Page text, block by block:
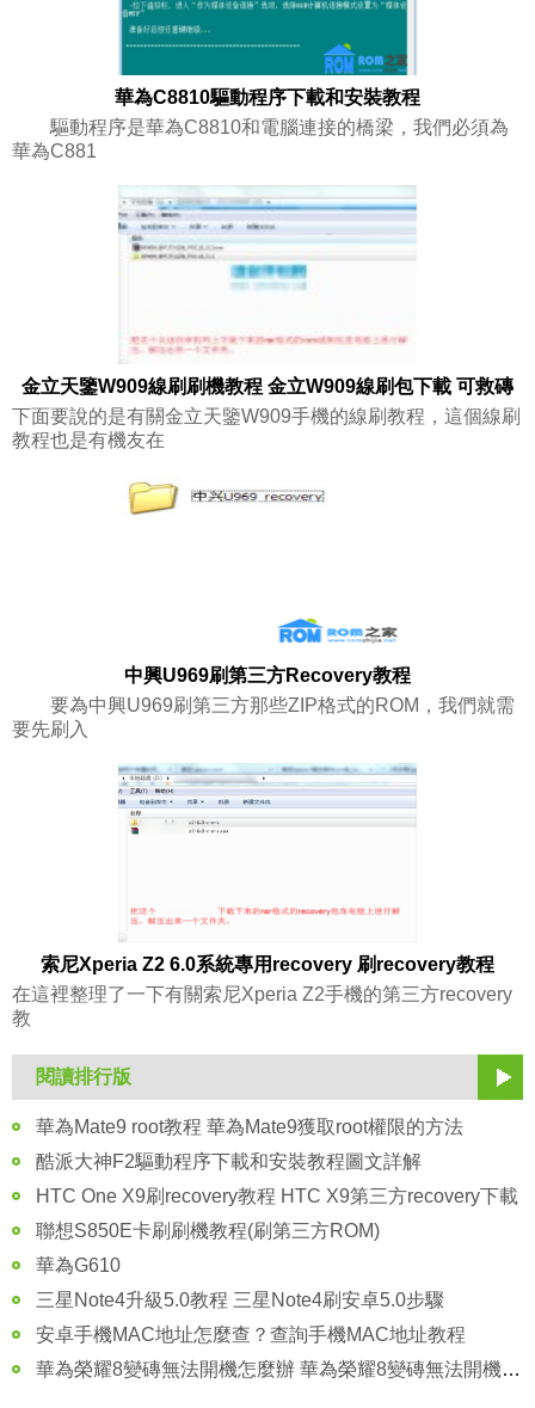
華為C8810驅動程序下載和安裝教程
驅動程序是華為C8810和電腦連接的橋梁，我們必須為
華為C881
金立天鑒W909線刷刷機教程 金立W909線刷包下載 可救磚
下面要說的是有關金立天鑒W909手機的線刷教程，這個線刷
教程也是有機友在
中興U969刷第三方Recovery教程
要為中興U969刷第三方那些ZIP格式的ROM，我們就需
要先刷入
索尼Xperia Z2 6.0系統專用recovery 刷recovery教程
在這裡整理了一下有關索尼Xperia Z2手機的第三方recovery
教
閱讀排行版
華為Mate9 root教程 華為Mate9獲取root權限的方法
酷派大神F2驅動程序下載和安裝教程圖文詳解
HTC One X9刷recovery教程 HTC X9第三方recovery下載
聯想S850E卡刷刷機教程(刷第三方ROM)
華為G610
三星Note4升級5.0教程 三星Note4刷安卓5.0步驟
安卓手機MAC地址怎麼查？查詢手機MAC地址教程
華為榮耀8變磚無法開機怎麼辦 華為榮耀8變磚無法開機解決方法